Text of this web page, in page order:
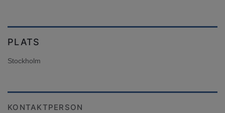
PLATS
Stockholm
KONTAKTPERSON